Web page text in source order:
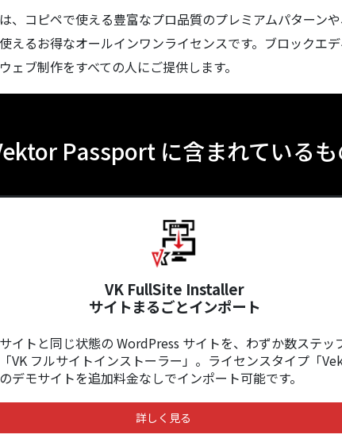
、コピペで使える豊富なプロ品質のプレミアムパターン
えるお得なオールインワンライセンスです。ブロックエ
ェブ制作をすべての人にご提供します。
Passport に含まれているも
VK FullSite Installer
サイトまるごとインポート
イトと同じ状態の WordPress サイトを、わずか数ステッ
VK フルサイトインストーラー」。ライセンスタイプ「
デモサイトを追加料金なしでインポート可能です。
詳しく見る